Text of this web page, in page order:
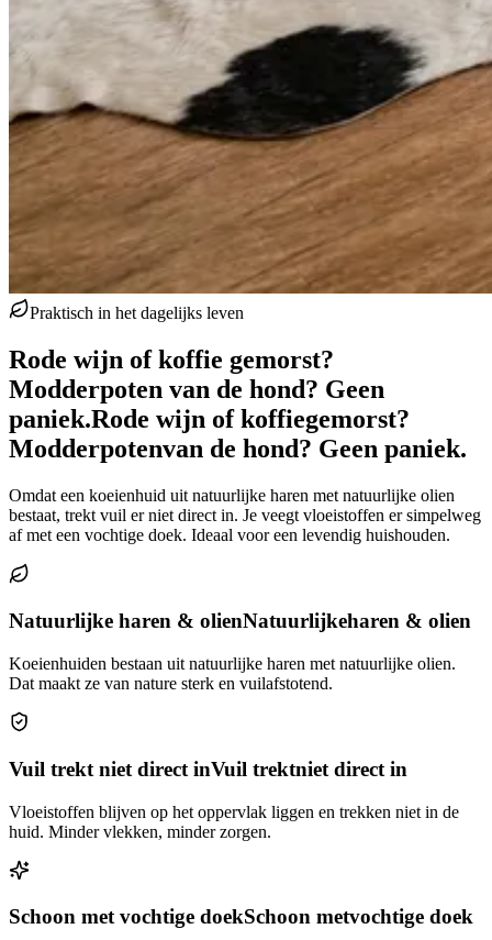
Praktisch in het dagelijks leven
Rode wijn of koffie gemorst?
Modderpoten van de hond? Geen
paniek.Rode wijn of koffiegemorst?
Modderpotenvan de hond? Geen paniek.
Omdat een koeienhuid uit natuurlijke haren met natuurlijke olien
bestaat, trekt vuil er niet direct in. Je veegt vloeistoffen er simpelweg
af met een vochtige doek. Ideaal voor een levendig huishouden.
Natuurlijke haren & olienNatuurlijkeharen & olien
Koeienhuiden bestaan uit natuurlijke haren met natuurlijke olien.
Dat maakt ze van nature sterk en vuilafstotend.
Vuil trekt niet direct inVuil trektniet direct in
Vloeistoffen blijven op het oppervlak liggen en trekken niet in de
huid. Minder vlekken, minder zorgen.
Schoon met vochtige doekSchoon metvochtige doek